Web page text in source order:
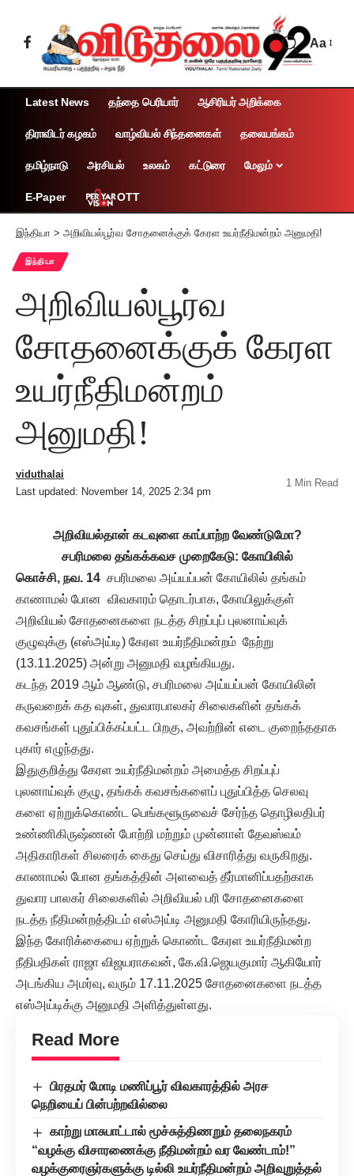
Aa
Latest News தந்தை பெரியார் ஆசிரியர் அறிக்கை
திராவிடர் கழகம் வாழ்வியல் சிந்தனைகள் தலையங்கம்
தமிழ்நாடு அரசியல் உலகம் கட்டுரை மேலும்
E-Paper OTT
இந்தியா > அறிவியல்பூர்வ சோதனைக்குக் கேரள உயர்நீதிமன்றம் அனுமதி!
இந்தியா
அறிவியல்பூர்வ
சோதனைக்குக் கேரள
உயர்நீதிமன்றம்
அனுமதி!
Last updated: November 14, 2025 2:34 pm
viduthalai
1 Min Read
அறிவியல்தான் கடவுளை காப்பாற்ற வேண்டுமோ?
சபரிமலை தங்கக்கவச முறைகேடு: கோயிலில்
கொச்சி, நவ. 14 சபரிமலை அய்யப்பன் கோயிலில் தங்கம்
காணாமல் போன விவகாரம் தொடர்பாக, கோயிலுக்குள்
அறிவியல் சோதனைகளை நடத்த சிறப்புப் புலனாய்வுக்
குழுவுக்கு (எஸ்அய்டி) கேரள உயர்நீதிமன்றம் நேற்று
(13.11.2025) அன்று அனுமதி வழங்கியது.
கடந்த 2019 ஆம் ஆண்டு, சபரிமலை அய்யப்பன் கோயிலின்
கருவறைக் கத வுகள், துவாரபாலகர் சிலைகளின் தங்கக்
கவசங்கள் புதுப்பிக்கப்பட்ட பிறகு, அவற்றின் எடை குறைந்ததாக
புகார் எழுந்தது.
இதுகுறித்து கேரள உயர்நீதிமன்றம் அமைத்த சிறப்புப்
புலனாய்வுக் குழு, தங்கக் கவசங்களைப் புதுப்பித்த செலவு
களை ஏற்றுக்கொண்ட பெங்களூருவைச் சேர்ந்த தொழிலதிபர்
உண்ணிகிருஷ்ணன் போற்றி மற்றும் முன்னாள் தேவஸ்வம்
அதிகாரிகள் சிலரைக் கைது செய்து விசாரித்து வருகிறது.
காணாமல் போன தங்கத்தின் அளவைத் தீர்மானிப்பதற்காக
துவார பாலகர் சிலைகளில் அறிவியல் பரி சோதனைகளை
நடத்த நீதிமன்றத்திடம் எஸ்அய்டி அனுமதி கோரியிருந்தது.
இந்த கோரிக்கையை ஏற்றுக் கொண்ட கேரள உயர்நீதிமன்ற
நீதிபதிகள் ராஜா விஜயராகவன், கே.வி.ஜெயகுமார் ஆகியோர்
அடங்கிய அமர்வு, வரும் 17.11.2025 சோதனைகளை நடத்த
எஸ்அய்டிக்கு அனுமதி அளித்துள்ளது.
Read More
பிரதமர் மோடி மணிப்பூர் விவகாரத்தில் அரச
நெறியைப் பின்பற்றவில்லை
காற்று மாசுபாட்டால் மூச்சுத்திணறும் தலைநகரம்
“வழக்கு விசாரணைக்கு நீதிமன்றம் வர வேண்டாம்!”
வழக்குரைஞர்களுக்கு டில்லி உயர்நீதிமன்றம் அறிவுறுத்தல்